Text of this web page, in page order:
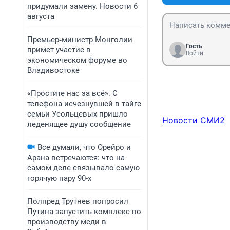
придумали замену. Новости 6
августа
Премьер‑министр Монголии
примет участие в
экономическом форуме во
Владивостоке
«Простите нас за всё». С
телефона исчезнувшей в тайге
семьи Усольцевых пришло
леденящее душу сообщение
Все думали, что Орейро и
Арана встречаются: что на
самом деле связывало самую
горячую пару 90-х
Полпред Трутнев попросил
Путина запустить комплекс по
производству меди в
Гость
Войти
Новости СМИ2